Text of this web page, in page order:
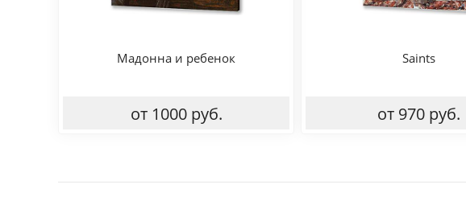
Мадонна и ребенок
от 1000 руб.
Saints
от 970 руб.